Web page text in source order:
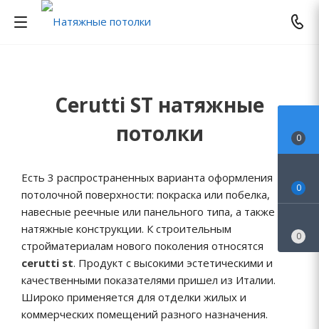
Cerutti ST натяжные
потолки
Есть 3 распространенных варианта оформления
потолочной поверхности: покраска или побелка,
навесные реечные или панельного типа, а также
натяжные конструкции. К строительным
стройматериалам нового поколения относятся
cerutti st. Продукт с высокими эстетическими и
качественными показателями пришел из Италии.
Широко применяется для отделки жилых и
коммерческих помещений разного назначения.
0
0
0